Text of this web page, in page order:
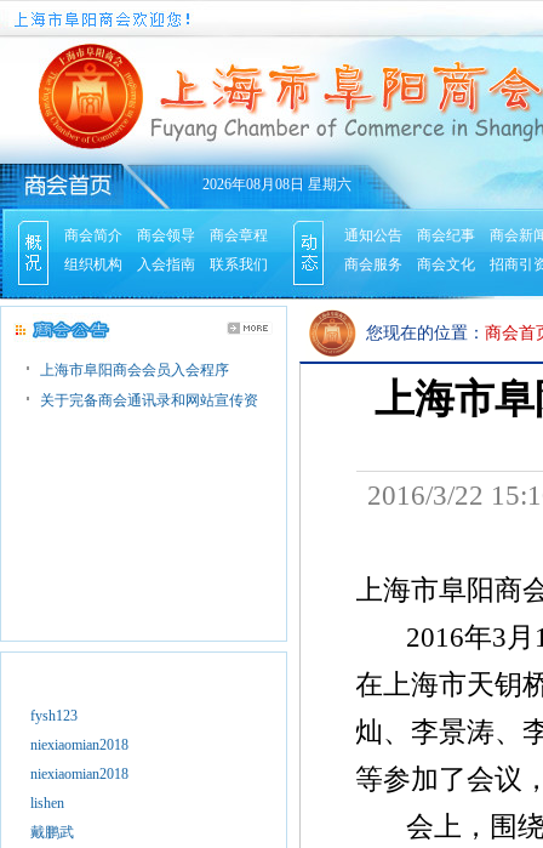
2026年08月08日 星期六
商会简介 商会领导 商会章程 通知公告 商会纪事
商会新
组织机构
入会指南 联系我们 商会服务 商会文化 招商引
上海市阜阳商会会员入会程序
关于完备商会通讯录和网站宣传资
fysh123
niexiaomian2018
niexiaomian2018
lishen
戴鹏武
您现在的位置： 商会首
上海市
2016/3/22
上海市阜阳商
2016年3月
在上海市天钥
灿、李景涛、
等参加了会议
会上，围绕